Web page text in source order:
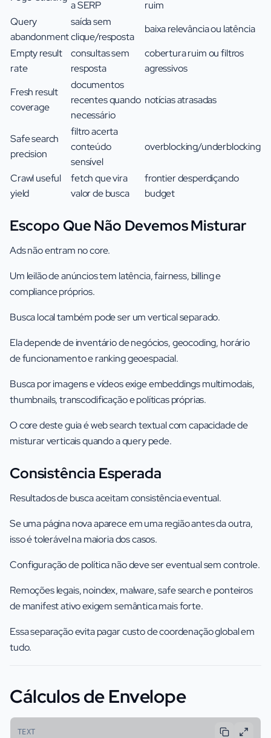
a SERP
ruim
Query
abandonment
saída sem
clique/resposta
baixa relevância ou latência
Empty result
rate
consultas sem
resposta
cobertura ruim ou filtros
agressivos
Fresh result
coverage
documentos
recentes quando
necessário
notícias atrasadas
Safe search
precision
filtro acerta
conteúdo
sensível
overblocking/underblocking
Crawl useful
yield
fetch que vira
valor de busca
frontier desperdiçando
budget
Escopo Que Não Devemos Misturar
Ads não entram no core.
Um leilão de anúncios tem latência, fairness, billing e
compliance próprios.
Busca local também pode ser um vertical separado.
Ela depende de inventário de negócios, geocoding, horário
de funcionamento e ranking geoespacial.
Busca por imagens e vídeos exige embeddings multimodais,
thumbnails, transcodificação e políticas próprias.
O core deste guia é web search textual com capacidade de
misturar verticais quando a query pede.
Consistência Esperada
Resultados de busca aceitam consistência eventual.
Se uma página nova aparece em uma região antes da outra,
isso é tolerável na maioria dos casos.
Configuração de política não deve ser eventual sem controle.
Remoções legais, noindex, malware, safe search e ponteiros
de manifest ativo exigem semântica mais forte.
Essa separação evita pagar custo de coordenação global em
tudo.
Cálculos de Envelope
TEXT